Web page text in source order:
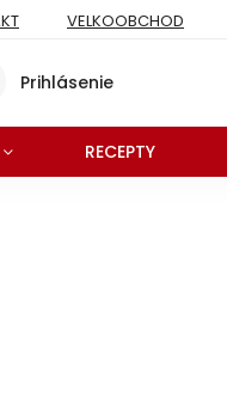
VELKOOBCHOD
Prihlásenie
RECEPTY